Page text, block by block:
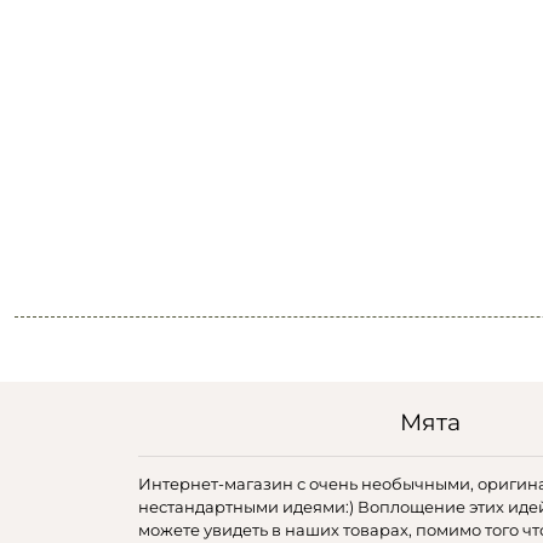
Мята
Интернет-магазин с очень необычными,
нестандартными идеями:) Воплощение этих
можете увидеть в наших товарах, помимо того